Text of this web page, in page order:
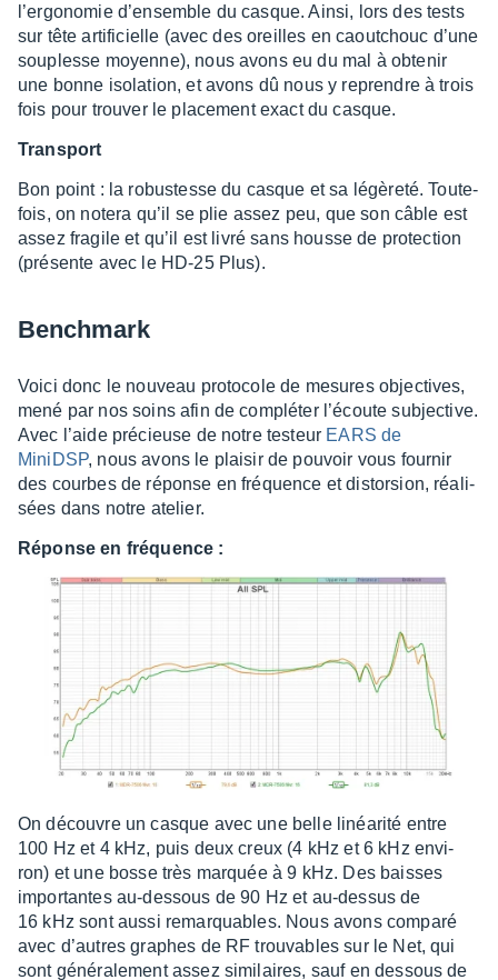
l’er­go­no­mie d’en­semble du casque. Ainsi, lors des tests
sur tête arti­fi­cielle (avec des oreilles en caou­tchouc d’une
souplesse moyenne), nous avons eu du mal à obte­nir
une bonne isola­tion, et avons dû nous y reprendre à trois
fois pour trou­ver le place­ment exact du casque.
Trans­port
Bon point : la robus­tesse du casque et sa légè­reté. Toute­
fois, on notera qu’il se plie assez peu, que son câble est
assez fragile et qu’il est livré sans housse de protec­tion
(présente avec le HD-25 Plus).
Bench­mark
Voici donc le nouveau proto­­­cole de mesures objec­­­tives,
mené par nos soins afin de complé­­­ter l’écoute subjec­­­tive.
Avec l’aide précieuse de notre testeur EARS de
MiniDSP, nous avons le plai­­­sir de pouvoir vous four­­­nir
des courbes de réponse en fréquence et distor­­­sion, réali­­­
sées dans notre atelier.
Réponse en fréquence :
On découvre un casque avec une belle linéa­rité entre
100 Hz et 4 kHz, puis deux creux (4 kHz et 6 kHz envi­
ron) et une bosse très marquée à 9 kHz. Des baisses
impor­tantes au-dessous de 90 Hz et au-dessus de
16 kHz sont aussi remarquables. Nous avons comparé
avec d’autres graphes de RF trou­vables sur le Net, qui
sont géné­ra­le­ment assez simi­laires, sauf en dessous de